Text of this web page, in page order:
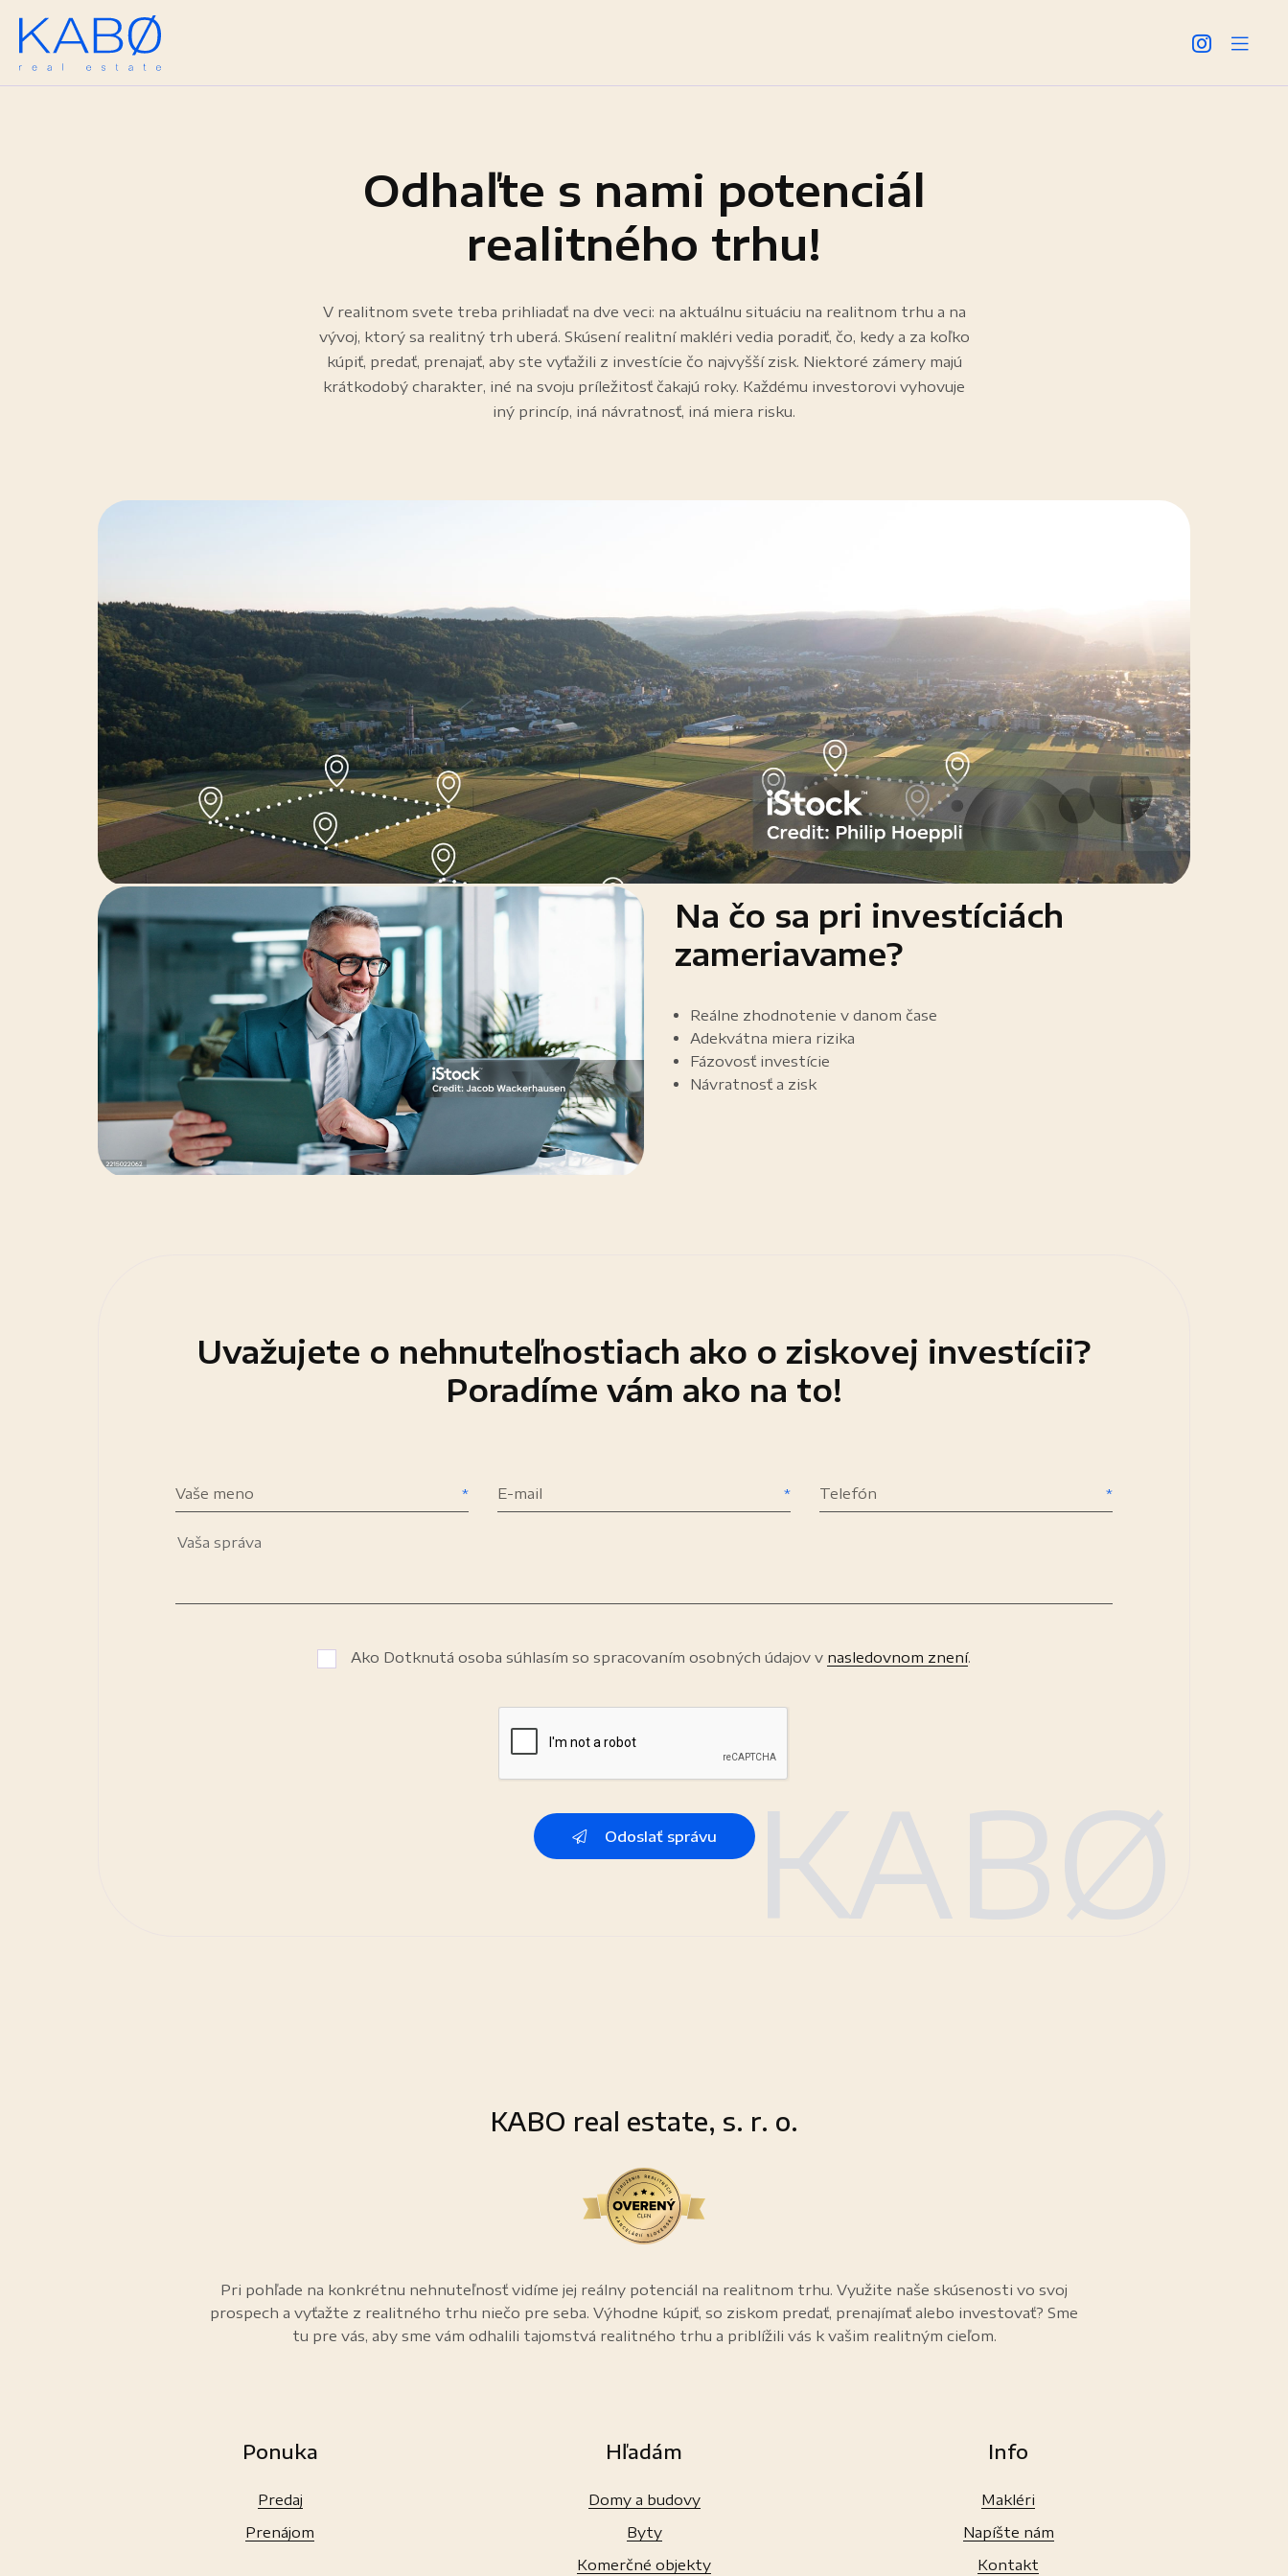
Odhaľte s nami potenciál
realitného trhu!
V realitnom svete treba prihliadať na dve veci: na aktuálnu situáciu na realitnom trhu a na
vývoj, ktorý sa realitný trh uberá. Skúsení realitní makléri vedia poradiť, čo, kedy a za koľko
kúpiť, predať, prenajať, aby ste vyťažili z investície čo najvyšší zisk. Niektoré zámery majú
krátkodobý charakter, iné na svoju príležitosť čakajú roky. Každému investorovi vyhovuje
iný princíp, iná návratnosť, iná miera risku.
Na čo sa pri investíciách
zameriavame?
Reálne zhodnotenie v danom čase
Adekvátna miera rizika
Fázovosť investície
Návratnosť a zisk
Uvažujete o nehnuteľnostiach ako o ziskovej investícii?
Poradíme vám ako na to!
Vaše meno E-mail Telefón
Ako Dotknutá osoba súhlasím so spracovaním osobných údajov v nasledovnom znení.
Odoslať správu
KABO real estate, s. r. o.
Pri pohľade na konkrétnu nehnuteľnosť vidíme jej reálny potenciál na realitnom trhu. Využite naše skúsenosti vo svoj
prospech a vyťažte z realitného trhu niečo pre seba. Výhodne kúpiť, so ziskom predať, prenajímať alebo investovať? Sme
tu pre vás, aby sme vám odhalili tajomstvá realitného trhu a priblížili vás k vašim realitným cieľom.
Ponuka
Predaj
Prenájom
Hľadám
Domy a budovy
Byty
Komerčné objekty
Info
Makléri
Napíšte nám
Kontakt